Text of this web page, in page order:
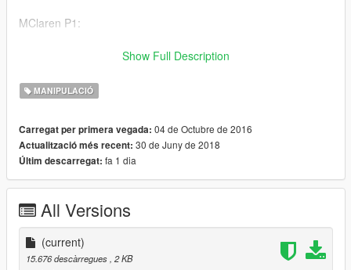
MClaren P1:
0-300kmh: 14.5s
Top Speed: 390km/h
\Grand Theft Auto V/mods/update/dlcpacks/p1/common/data
/handling.meta
car mods
465d-43e7-b4e0-9793bfa5f714
-7-speed automated manual
Show Full Description
MANIPULACIÓ
Carregat per primera vegada: 04 de Octubre de 2016
Actualització més recent: 30 de Juny de 2018
Últim descarregat: fa 1 dia
All Versions
(current)
15.676 descàrregues , 2 KB